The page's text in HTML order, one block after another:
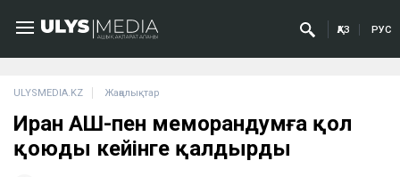
ҚАЗ РУС
ULYSMEDIA.KZ Жаңалықтар
Иран АҚШ-пен меморандумға қол
қоюды кейінге қалдырды